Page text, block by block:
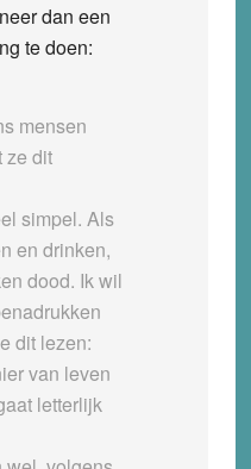
dan een
te doen:
mensen
ze dit
simpel. Als
en drinken,
dood. Ik wil
dit lezen:
van leven
letterlijk